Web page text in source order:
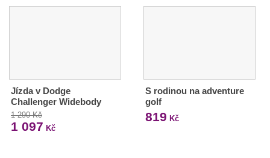
Jízda v Dodge
Challenger Widebody
1 290 Kč
1 097 Kč
S rodinou na adventure
golf
819 Kč